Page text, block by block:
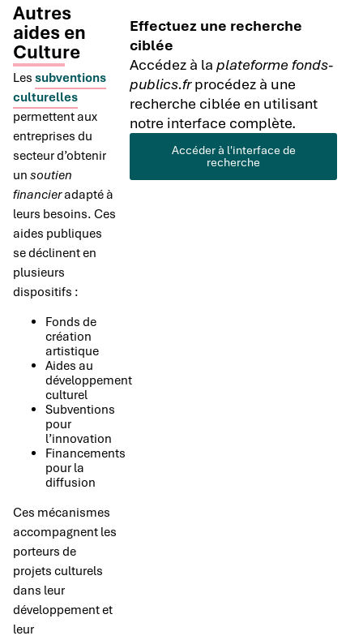
Autres
aides en
Culture
Les subventions
culturelles
permettent aux
entreprises du
secteur d’obtenir
un soutien
financieradapté à
leurs besoins. Ces
aides publiques
se déclinent en
plusieurs
dispositifs :
Fonds de
création
artistique
Aides au
développement
culturel
Subventions
pour
l’innovation
Financements
pour la
diffusion
Ces mécanismes
accompagnent les
porteurs de
projets culturels
dans leur
développement et
leur
Effectuez une recherche
ciblée
Accédez à laplateforme fonds-
publics.frprocédez à une
recherche ciblée en utilisant
notre interface complète.
Accéder à l'interface de
recherche